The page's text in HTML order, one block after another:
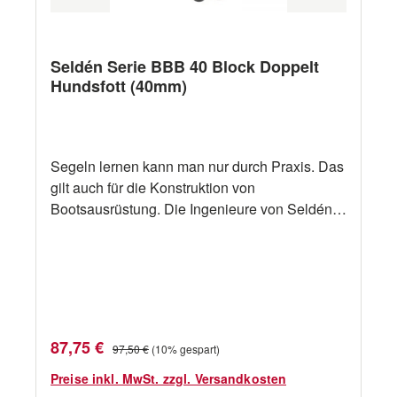
Seldén Serie BBB 40 Block Doppelt
Hundsfott (40mm)
Segeln lernen kann man nur durch Praxis. Das
gilt auch für die Konstruktion von
Bootsausrüstung. Die Ingenieure von Seldén
Jollen und Yachten ein umfangreiches
Programm an Blöcken und Decksausrüstung.
Verkaufspreis:
87,75 € Regulärer Preis:
97,50 € (10% gespart)
Preise inkl. MwSt. zzgl. Versandkosten